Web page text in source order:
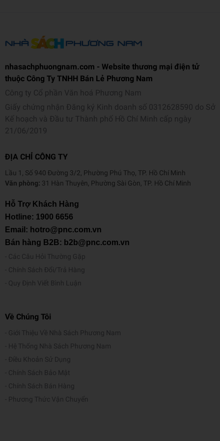
c
C
h
ất
Nhựa
à
u
s
c
Mực xanh
Tr
ọ
g
lư
ợ
10g
ô
tả
Ruột Viết Máy Xanh 6603
Ống mực tiêu chuẩn với đóng kín, màu xanh tiêu chuẩn
và có thể xóa được.
nhasachphuongnam.com - Website thương mại điện tử
thuộc Công Ty TNHH Bán Lẻ Phương Nam
Công ty Cổ phần Văn hoá Phương Nam
Giấy chứng nhận Đăng ký Kinh doanh số 0312628590 do Sở
Kế hoạch và Đầu tư Thành phố Hồ Chí Minh cấp ngày
21/06/2019
ĐỊA CHỈ CÔNG TY
Lầu 1, Số 940 Đường 3/2, Phường Phú Thọ, TP. Hồ Chí Minh
Văn phòng: 31 Hàn Thuyên, Phường Sài Gòn, TP. Hồ Chí Minh
Hỗ Trợ Khách Hàng
Hotline: 1900 6656
Email: hotro@pnc.com.vn
Bán hàng B2B: b2b@pnc.com.vn
Các Câu Hỏi Thường Gặp
Chính Sách Đổi/Trả Hàng
Quy Định Viết Bình Luận
Về Chúng Tôi
Giới Thiệu Về Nhà Sách Phương Nam
Hệ Thống Nhà Sách Phương Nam
Điều Khoản Sử Dụng
Chính Sách Bảo Mật
Chính Sách Bán Hàng
Phương Thức Vận Chuyển